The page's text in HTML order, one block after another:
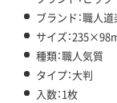
ブランド：職人道
サイズ：
種類：職人気質
タイプ：大判
入数：1枚